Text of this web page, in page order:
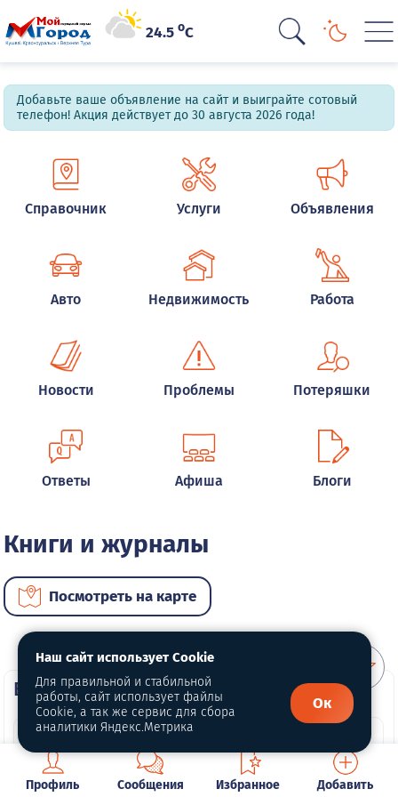
24.5oC
Добавьте ваше объявление на сайт и выиграйте сотовый
телефон! Акция действует до 30 августа 2026 года!
Справочник Услуги Объявления
Авто Недвижимость Работа
Новости Проблемы Потеряшки
Ответы Афиша Блоги
Книги и журналы
Посмотреть на карте
ВИП объявления
Профиль Сообщения Избранное Добавить
Наш сайт использует Cookie
Для правильной и стабильной
работы, сайт использует файлы
Cookie, а так же сервис для сбора
аналитики Яндекс.Метрика
Ок